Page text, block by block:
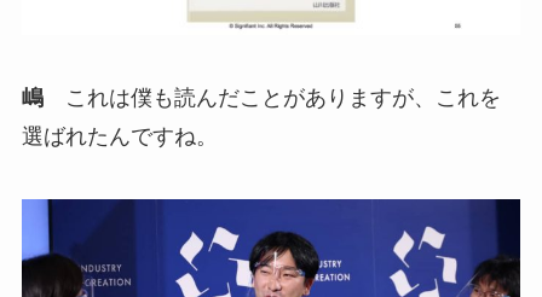
嶋これは僕も読んだことがありますが、これを
選ばれたんですね。